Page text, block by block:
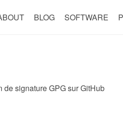
BLOG SOFTWARE
de signature GPG sur GitHub